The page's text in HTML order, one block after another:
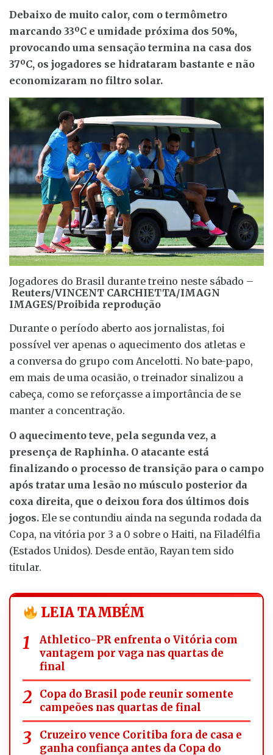
Debaixo de muito calor, com o termômetro
marcando 33ºC e umidade próxima dos 50%,
provocando uma sensação termina na casa dos
37ºC, os jogadores se hidrataram bastante e não
economizaram no filtro solar.
Jogadores do Brasil durante treino neste sábado –
Reuters/VINCENT CARCHIETTA/IMAGN
IMAGES/Proibida reprodução
Durante o período aberto aos jornalistas, foi
possível ver apenas o aquecimento dos atletas e
a conversa do grupo com Ancelotti. No bate-papo,
em mais de uma ocasião, o treinador sinalizou a
cabeça, como se reforçasse a importância de se
manter a concentração.
O aquecimento teve, pela segunda vez, a
presença de Raphinha. O atacante está
finalizando o processo de transição para o campo
após tratar uma lesão no músculo posterior da
coxa direita, que o deixou fora dos últimos dois
jogos. Ele se contundiu ainda na segunda rodada da
Copa, na vitória por 3 a 0 sobre o Haiti, na Filadélfia
(Estados Unidos). Desde então, Rayan tem sido
titular.
LEIA TAMBÉM
Athletico-PR enfrenta o Vitória com
vantagem por vaga nas quartas de
final
Copa do Brasil pode reunir somente
campeões nas quartas de final
Cruzeiro vence Coritiba fora de casa e
ganha confiança antes da Copa do